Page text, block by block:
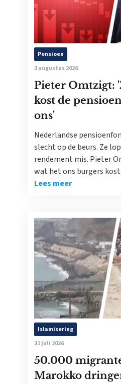
Pensioen
3 augustus 2026
Pieter Omtzigt:
kost de
ons'
Nederlandse
slecht op de beurs. Ze
rendement mis. Pieter
wat het ons burgers kost.
Lees meer
Islamisering
31 juli 2026
50.000
Marokko